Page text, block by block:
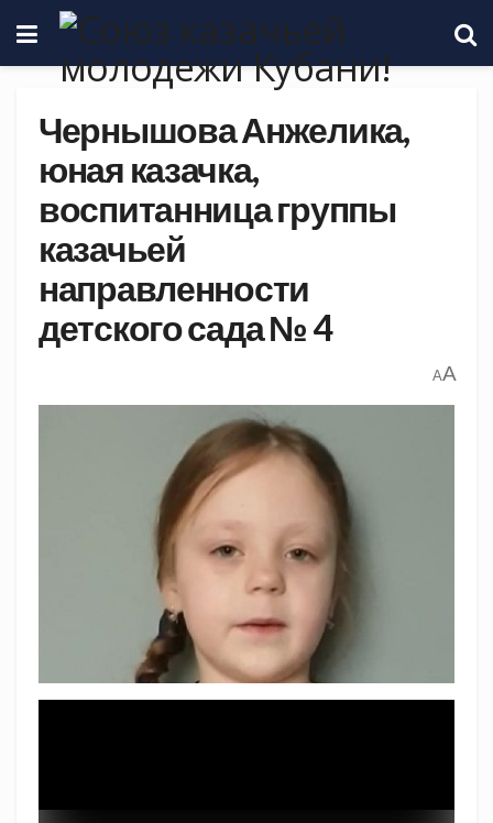
Чернышова Анжелика,
юная казачка,
воспитанница группы
казачьей
направленности
детского сада № 4
AA